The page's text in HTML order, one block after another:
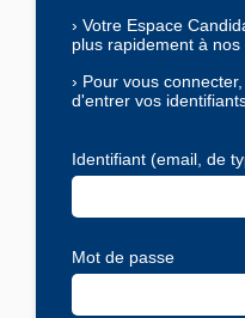
› Votre Espace
plus rapidement à nos
› Pour vous
d'entrer vos
Identifiant (email, de
Mot de passe